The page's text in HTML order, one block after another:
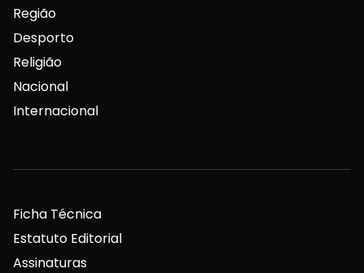
Região
Desporto
Religião
Nacional
Internacional
Ficha Técnica
Estatuto Editorial
Assinaturas